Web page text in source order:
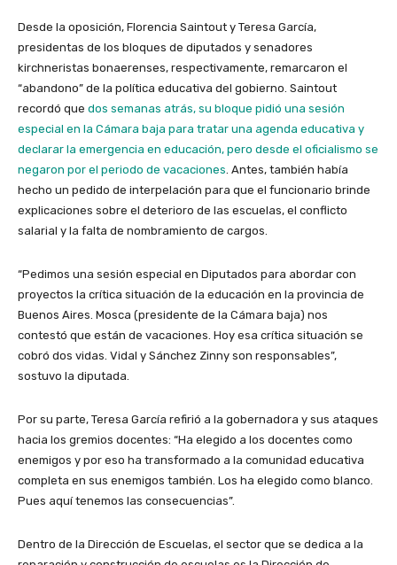
Desde la oposición, Florencia Saintout y Teresa García,
presidentas de los bloques de diputados y senadores
kirchneristas bonaerenses, respectivamente, remarcaron el
“abandono” de la política educativa del gobierno. Saintout
recordó que dos semanas atrás, su bloque pidió una sesión
especial en la Cámara baja para tratar una agenda educativa y
declarar la emergencia en educación, pero desde el oficialismo se
negaron por el periodo de vacaciones . Antes, también había
hecho un pedido de interpelación para que el funcionario brinde
explicaciones sobre el deterioro de las escuelas, el conflicto
salarial y la falta de nombramiento de cargos.
“Pedimos una sesión especial en Diputados para abordar con
proyectos la crítica situación de la educación en la provincia de
Buenos Aires. Mosca (presidente de la Cámara baja) nos
contestó que están de vacaciones. Hoy esa crítica situación se
cobró dos vidas. Vidal y Sánchez Zinny son responsables”,
sostuvo la diputada.
Por su parte, Teresa García refirió a la gobernadora y sus ataques
hacia los gremios docentes: “Ha elegido a los docentes como
enemigos y por eso ha transformado a la comunidad educativa
completa en sus enemigos también. Los ha elegido como blanco.
Pues aquí tenemos las consecuencias”.
Dentro de la Dirección de Escuelas, el sector que se dedica a la